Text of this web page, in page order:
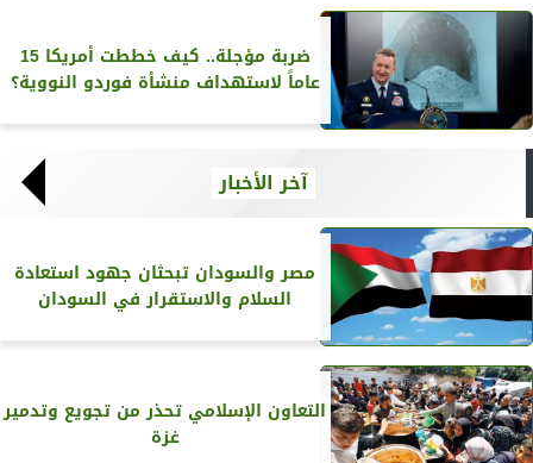
ضربة مؤجلة.. كيف خططت أمريكا 15
عاماً لاستهداف منشأة فوردو النووية؟
آخر الأخبار
مصر والسودان تبحثان جهود استعادة
السلام والاستقرار في السودان
التعاون الإسلامي تحذر من تجويع وتدمير
غزة